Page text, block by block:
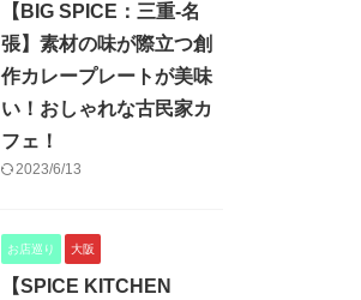
【BIG SPICE：三重-名
張】素材の味が際立つ創
作カレープレートが美味
い！おしゃれな古民家カ
フェ！
2023/6/13
お店巡り 大阪
【SPICE KITCHEN